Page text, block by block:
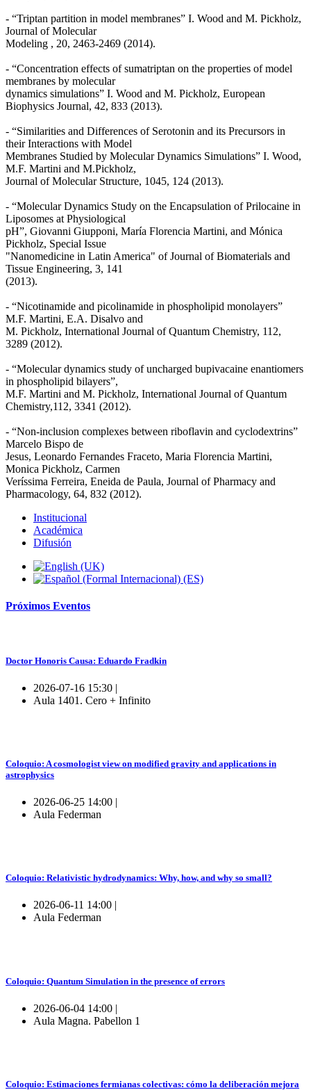
- “Triptan partition in model membranes” I. Wood and M. Pickholz,
Journal of Molecular
Modeling , 20, 2463-2469 (2014).
- “Concentration effects of sumatriptan on the properties of model
membranes by molecular
dynamics simulations” I. Wood and M. Pickholz, European
Biophysics Journal, 42, 833 (2013).
- “Similarities and Differences of Serotonin and its Precursors in
their Interactions with Model
Membranes Studied by Molecular Dynamics Simulations” I. Wood,
M.F. Martini and M.Pickholz,
Journal of Molecular Structure, 1045, 124 (2013).
- “Molecular Dynamics Study on the Encapsulation of Prilocaine in
Liposomes at Physiological
pH”, Giovanni Giupponi, María Florencia Martini, and Mónica
Pickholz, Special Issue
"Nanomedicine in Latin America" of Journal of Biomaterials and
Tissue Engineering, 3, 141
(2013).
- “Nicotinamide and picolinamide in phospholipid monolayers”
M.F. Martini, E.A. Disalvo and
M. Pickholz, International Journal of Quantum Chemistry, 112,
3289 (2012).
- “Molecular dynamics study of uncharged bupivacaine enantiomers
in phospholipid bilayers”,
M.F. Martini and M. Pickholz, International Journal of Quantum
Chemistry,112, 3341 (2012).
- “Non-inclusion complexes between riboflavin and cyclodextrins”
Marcelo Bispo de
Jesus, Leonardo Fernandes Fraceto, Maria Florencia Martini,
Monica Pickholz, Carmen
Veríssima Ferreira, Eneida de Paula, Journal of Pharmacy and
Pharmacology, 64, 832 (2012).
Institucional
Académica
Difusión
Próximos Eventos
Doctor Honoris Causa: Eduardo Fradkin
2026-07-16 15:30 |
Aula 1401. Cero + Infinito
Coloquio: A cosmologist view on modified gravity and applications in
astrophysics
2026-06-25 14:00 |
Aula Federman
Coloquio: Relativistic hydrodynamics: Why, how, and why so small?
2026-06-11 14:00 |
Aula Federman
Coloquio: Quantum Simulation in the presence of errors
2026-06-04 14:00 |
Aula Magna. Pabellon 1
Coloquio: Estimaciones fermianas colectivas: cómo la deliberación mejora